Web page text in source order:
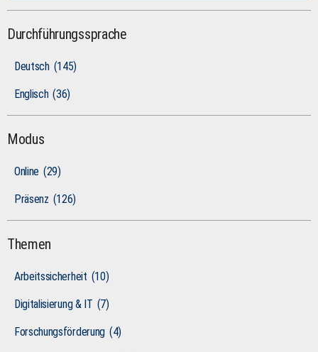
Durchführungssprache
Deutsch (145)
Englisch (36)
Modus
Online (29)
Präsenz (126)
Themen
Arbeitssicherheit (10)
Digitalisierung & IT (7)
Forschungsförderung (4)